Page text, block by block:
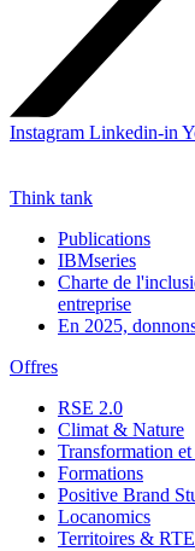
Instagram Linkedin-in
Think tank
Publications
IBMseries
Charte de
entreprise
En 2025,
Offres
RSE 2.0
Climat & Nature
Transformation
Formations
Positive Brand
Locanomics
Territoires & RTE